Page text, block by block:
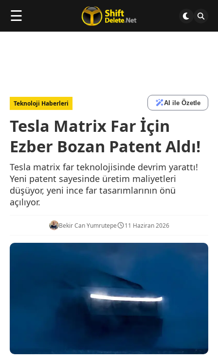
☰
Teknoloji Haberleri AI ile Özetle
Tesla Matrix Far İçin
Ezber Bozan Patent Aldı!
Tesla matrix far teknolojisinde devrim yarattı!
Yeni patent sayesinde üretim maliyetleri
düşüyor, yeni ince far tasarımlarının önü
açılıyor.
Bekir Can Yumrutepe 11 Haziran 2026